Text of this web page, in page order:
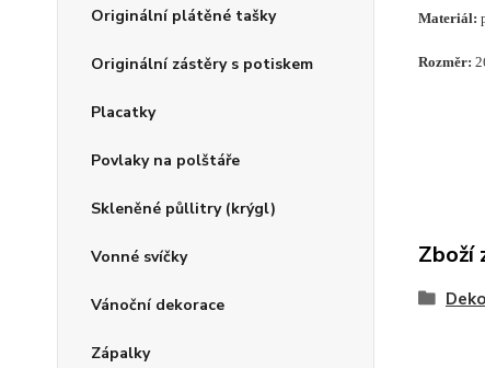
Originální plátěné tašky
Originální zástěry s potiskem
Placatky
Povlaky na polštáře
Skleněné půllitry (krýgl)
Vonné svíčky
Vánoční dekorace
Zápalky
Materiál:
Rozměr:
Zboží